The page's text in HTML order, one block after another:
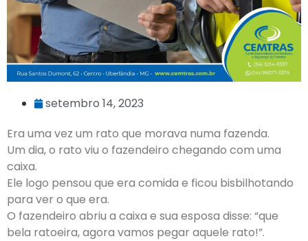
setembro 14, 2023
Era uma vez um rato que morava numa fazenda.
Um dia, o rato viu o fazendeiro chegando com uma
caixa.
Ele logo pensou que era comida e ficou bisbilhotando
para ver o que era.
O fazendeiro abriu a caixa e sua esposa disse: “que
bela ratoeira, agora vamos pegar aquele rato!”.